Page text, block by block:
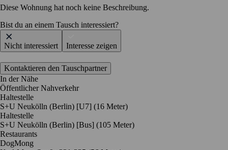
Diese Wohnung hat noch keine Beschreibung.
Bist du an einem Tausch interessiert?
Nicht interessiert Interesse zeigen
Kontaktieren den Tauschpartner
In der Nähe
Öffentlicher Nahverkehr
Haltestelle
S+U Neukölln (Berlin) [U7] (16 Meter)
Haltestelle
S+U Neukölln (Berlin) [Bus] (105 Meter)
Restaurants
DogMong